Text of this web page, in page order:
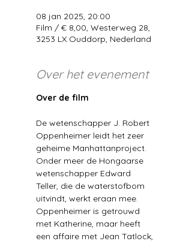
08 jan 2025, 20:00
Film / € 8,00, Westerweg 28,
3253 LX Ouddorp, Nederland
Over het evenement
Over de film
De wetenschapper J. Robert
Oppenheimer leidt het zeer
geheime Manhattanproject.
Onder meer de Hongaarse
wetenschapper Edward
Teller, die de waterstofbom
uitvindt, werkt eraan mee.
Oppenheimer is getrouwd
met Katherine, maar heeft
een affaire met Jean Tatlock,